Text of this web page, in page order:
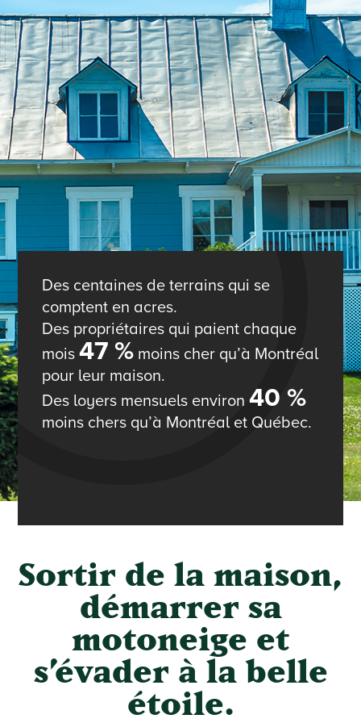
Des centaines de terrains qui se
comptent en acres.
Des propriétaires qui paient chaque
mois47 % moins cher qu’à Montréal
pour leur maison.
Des loyers mensuels environ40 %
moins chers qu’à Montréal et Québec.
Sortir de la maison,
démarrer sa
motoneige et
s’évader à la belle
étoile.